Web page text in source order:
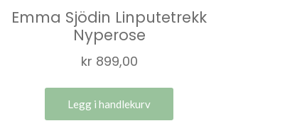
Emma Sjödin Linputetrekk
Nyperose
kr 899,00
Legg i handlekurv